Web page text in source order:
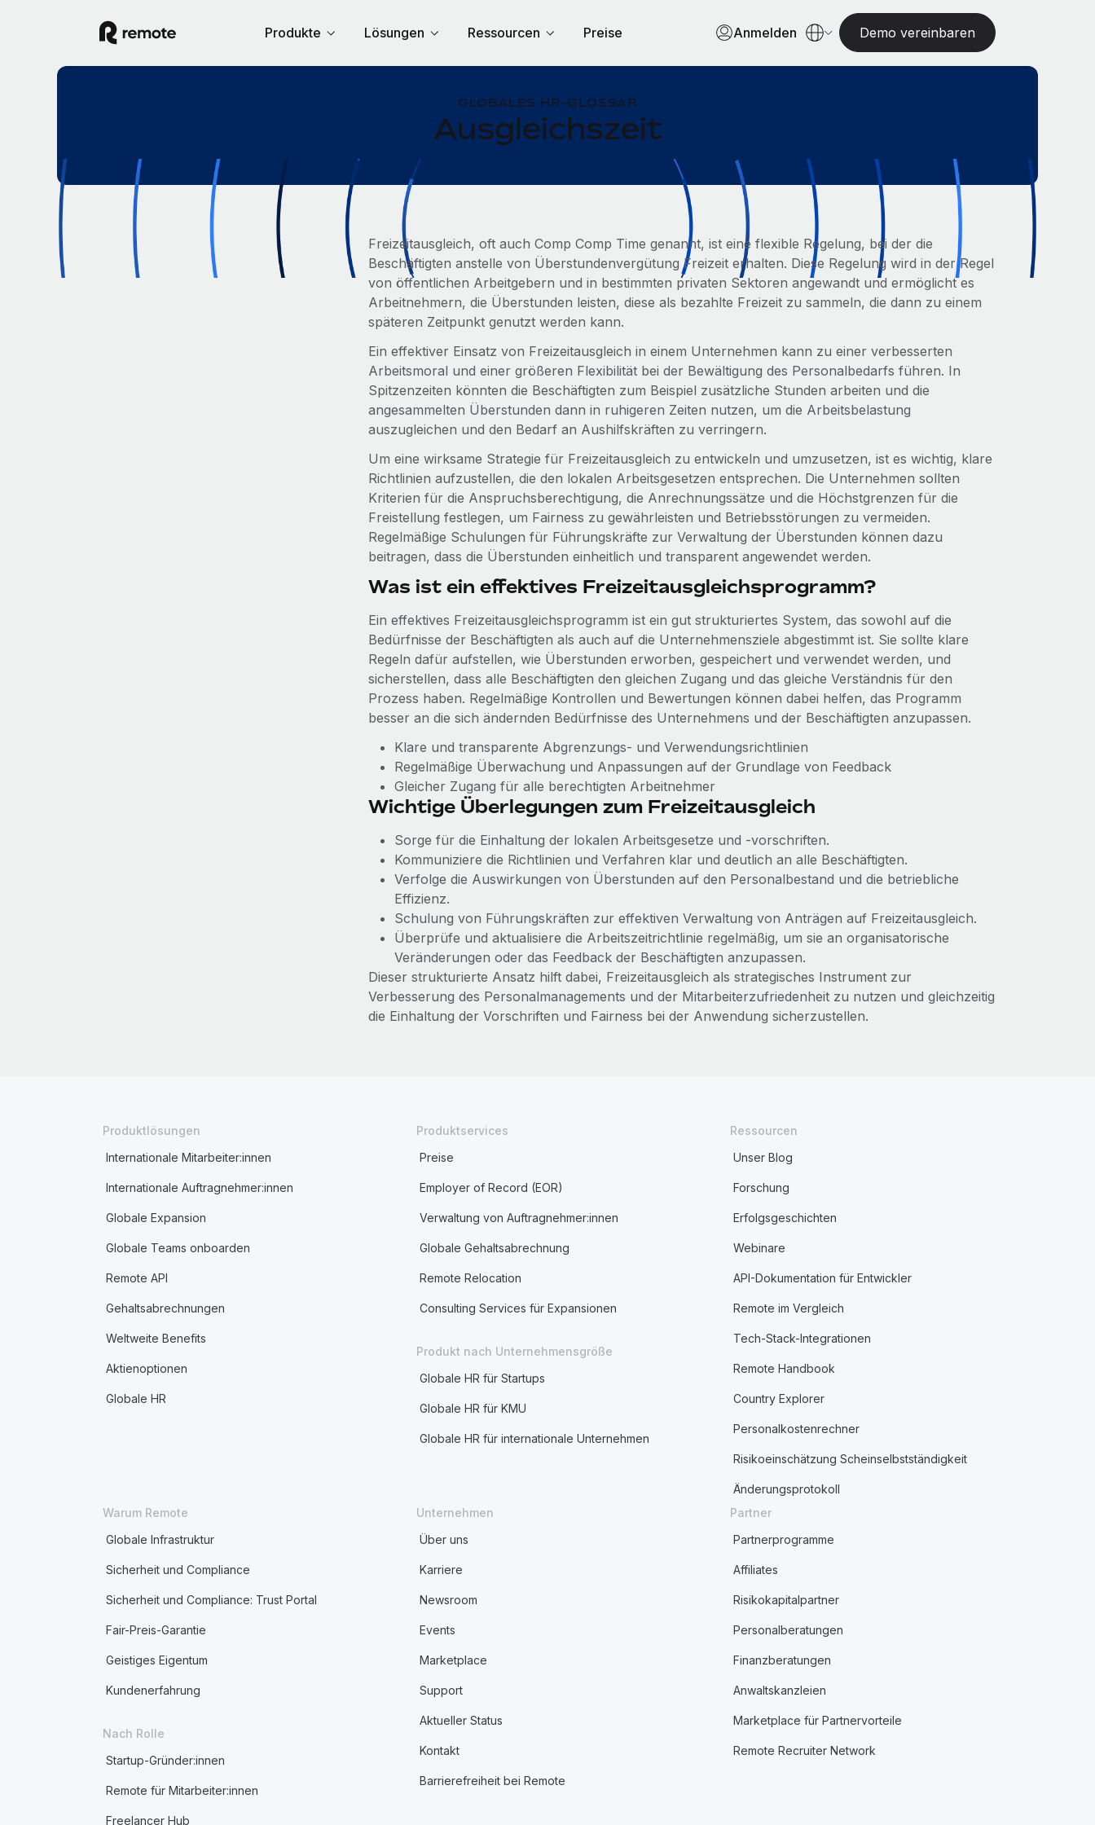
Produkte Lösungen Ressourcen Preise Anmelden Demo vereinbaren
GLOBALES HR-GLOSSAR
Ausgleichszeit
Freizeitausgleich, oft auch Comp Comp Time genannt, ist eine flexible Regelung, bei der die
Beschäftigten anstelle von Überstundenvergütung Freizeit erhalten. Diese Regelung wird in der Regel
von öffentlichen Arbeitgebern und in bestimmten privaten Sektoren angewandt und ermöglicht es
Arbeitnehmern, die Überstunden leisten, diese als bezahlte Freizeit zu sammeln, die dann zu einem
späteren Zeitpunkt genutzt werden kann.
Ein effektiver Einsatz von Freizeitausgleich in einem Unternehmen kann zu einer verbesserten
Arbeitsmoral und einer größeren Flexibilität bei der Bewältigung des Personalbedarfs führen. In
Spitzenzeiten könnten die Beschäftigten zum Beispiel zusätzliche Stunden arbeiten und die
angesammelten Überstunden dann in ruhigeren Zeiten nutzen, um die Arbeitsbelastung
auszugleichen und den Bedarf an Aushilfskräften zu verringern.
Um eine wirksame Strategie für Freizeitausgleich zu entwickeln und umzusetzen, ist es wichtig, klare
Richtlinien aufzustellen, die den lokalen Arbeitsgesetzen entsprechen. Die Unternehmen sollten
Kriterien für die Anspruchsberechtigung, die Anrechnungssätze und die Höchstgrenzen für die
Freistellung festlegen, um Fairness zu gewährleisten und Betriebsstörungen zu vermeiden.
Regelmäßige Schulungen für Führungskräfte zur Verwaltung der Überstunden können dazu
beitragen, dass die Überstunden einheitlich und transparent angewendet werden.
Was ist ein effektives Freizeitausgleichsprogramm?
Ein effektives Freizeitausgleichsprogramm ist ein gut strukturiertes System, das sowohl auf die
Bedürfnisse der Beschäftigten als auch auf die Unternehmensziele abgestimmt ist. Sie sollte klare
Regeln dafür aufstellen, wie Überstunden erworben, gespeichert und verwendet werden, und
sicherstellen, dass alle Beschäftigten den gleichen Zugang und das gleiche Verständnis für den
Prozess haben. Regelmäßige Kontrollen und Bewertungen können dabei helfen, das Programm
besser an die sich ändernden Bedürfnisse des Unternehmens und der Beschäftigten anzupassen.
Klare und transparente Abgrenzungs- und Verwendungsrichtlinien
Regelmäßige Überwachung und Anpassungen auf der Grundlage von Feedback
Gleicher Zugang für alle berechtigten Arbeitnehmer
Wichtige Überlegungen zum Freizeitausgleich
Sorge für die Einhaltung der lokalen Arbeitsgesetze und -vorschriften.
Kommuniziere die Richtlinien und Verfahren klar und deutlich an alle Beschäftigten.
Verfolge die Auswirkungen von Überstunden auf den Personalbestand und die betriebliche
Effizienz.
Schulung von Führungskräften zur effektiven Verwaltung von Anträgen auf Freizeitausgleich.
Überprüfe und aktualisiere die Arbeitszeitrichtlinie regelmäßig, um sie an organisatorische
Veränderungen oder das Feedback der Beschäftigten anzupassen.
Dieser strukturierte Ansatz hilft dabei, Freizeitausgleich als strategisches Instrument zur
Verbesserung des Personalmanagements und der Mitarbeiterzufriedenheit zu nutzen und gleichzeitig
die Einhaltung der Vorschriften und Fairness bei der Anwendung sicherzustellen.
Produktlösungen
Internationale Mitarbeiter:innen
Internationale Auftragnehmer:innen
Globale Expansion
Globale Teams onboarden
Remote API
Gehaltsabrechnungen
Weltweite Benefits
Aktienoptionen
Globale HR
Produktservices
Preise
Employer of Record (EOR)
Verwaltung von Auftragnehmer:innen
Globale Gehaltsabrechnung
Remote Relocation
Consulting Services für Expansionen
Produkt nach Unternehmensgröße
Globale HR für Startups
Globale HR für KMU
Globale HR für internationale Unternehmen
Ressourcen
Unser Blog
Forschung
Erfolgsgeschichten
Webinare
API-Dokumentation für Entwickler
Remote im Vergleich
Tech-Stack-Integrationen
Remote Handbook
Country Explorer
Personalkostenrechner
Risikoeinschätzung Scheinselbstständigkeit
Änderungsprotokoll
Warum Remote
Globale Infrastruktur
Sicherheit und Compliance
Sicherheit und Compliance: Trust Portal
Fair-Preis-Garantie
Geistiges Eigentum
Kundenerfahrung
Nach Rolle
Startup-Gründer:innen
Remote für Mitarbeiter:innen
Freelancer Hub
Unternehmen
Über uns
Karriere
Newsroom
Events
Marketplace
Support
Aktueller Status
Kontakt
Barrierefreiheit bei Remote
Partner
Partnerprogramme
Affiliates
Risikokapitalpartner
Personalberatungen
Finanzberatungen
Anwaltskanzleien
Marketplace für Partnervorteile
Remote Recruiter Network